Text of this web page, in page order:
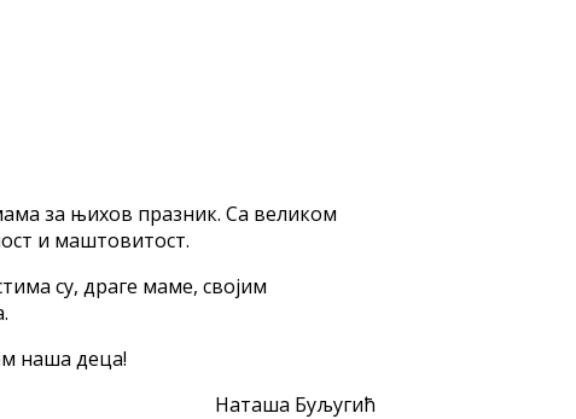
за њихов празник. Са великом
и маштовитост.
су, драге маме, својим
наша деца!
Наташа Буљугић